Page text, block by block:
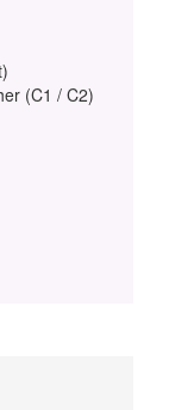
(C1 / C2)